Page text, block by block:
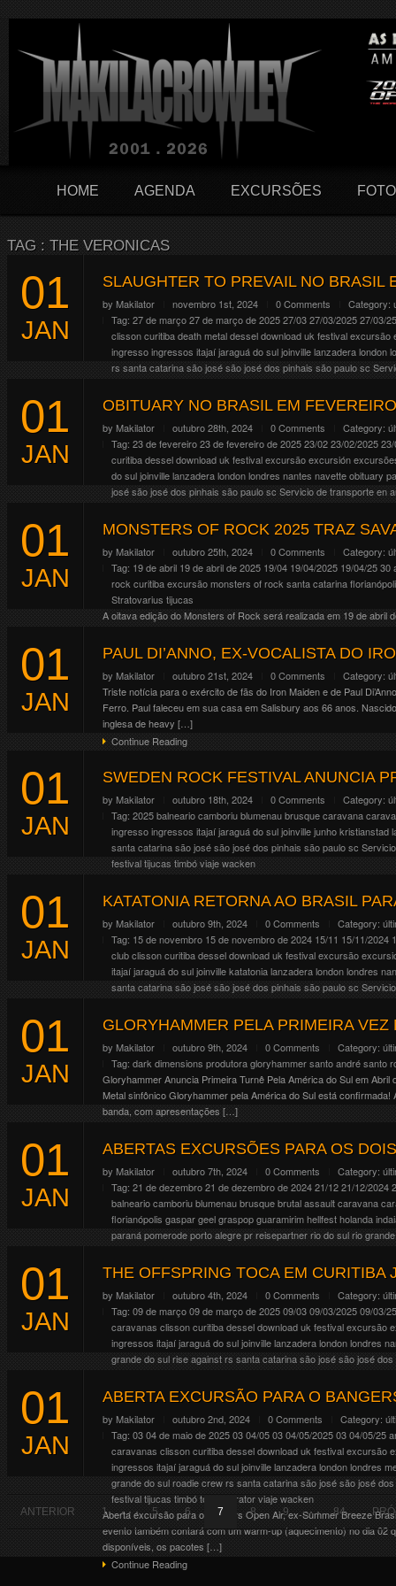
HOME AGENDA EXCURSÕES
TAG : THE VERONICAS
01
JAN
SLAUGHTER TO PREVAIL NO BRASIL
by Makilator novembro 1st, 2024 0 Comments Category:
Tag: 27 de março27 de março de 202527/0327/03/202527/03/25
clissoncuritibadeath metaldesseldownload uk festivalexcursão
ingressoingressos itajaíjaraguá do suljoinvillelanzaderalondon
rs santa catarinasão josésão josé dos pinhais são paulosc
Alex Terrible e CIA se apresentarão no Brasil pela primeira vez. A
27/03, Curitiba/PR, Tork n Roll – 29/03, São Paulo/SP, Vip Station.
https://www.makilacrowley.com.br/events/slaughter-to-prevail-
Continue Reading
01
JAN
OBITUARY NO BRASIL EM
by Makilator outubro 28th, 2024 0 Comments Category:
Tag: 23 de fevereiro23 de fevereiro de 202523/0223/02/2025
curitibadesseldownload uk festivalexcursãoexcursión
do suljoinvillelanzaderalondonlondres nantes navetteobituary
josésão josé dos pinhais são paulosc Servicio de transporte en
volta aos solos brasileiros, com apresentações que prometem ser
23.02.2025 – […]
Continue Reading
01
JAN
MONSTERS OF ROCK 2025 TRAZ
by Makilator outubro 25th, 2024 0 Comments Category:
Tag: 19 de abril 19 de abril de 2025 19/04 19/04/2025 19/04/2530
rock curitibaexcursão monsters of rock santa catarina
Stratovarius tijucas
A oitava edição do Monsters of Rock será realizada em 19 de
Continue Reading
01
JAN
PAUL DI’ANNO, EX-VOCALISTA DO
by Makilator outubro 21st, 2024 0 Comments Category:
Triste notícia para o exército de fãs do Iron Maiden e de Paul
Ferro. Paul faleceu em sua casa em Salisbury aos 66 anos.
inglesa de heavy […]
Continue Reading
01
JAN
SWEDEN ROCK FESTIVAL ANUNCIA
by Makilator outubro 18th, 2024 0 Comments Category:
Tag: 2025balneario camboriublumenaubrusquecaravana
ingressoingressos itajaíjaraguá do suljoinvillejunhokristianstad
santa catarinasão josésão josé dos pinhais são paulosc
festivaltijucas timbóviajewacken
Scorpions, Korn, Dream Theater, King Diamond, Opeth, Kreator,
Cattle Decapitation, Crucified Barbara, Samatha Fish, […]
Continue Reading
01
JAN
KATATONIA RETORNA AO BRASIL
by Makilator outubro 9th, 2024 0 Comments Category:
Tag: 15 de novembro 15 de novembro de 2024 15/11 15/11/2024
clubclissoncuritibadesseldownload uk festivalexcursão
itajaíjaraguá do suljoinvillekatatonialanzaderalondonlondres
santa catarinasão josésão josé dos pinhais são paulosc
interessados estaremos fazendo excursão com ingresso incluso.
https://www.makilacrowley.com.br/events/katatonia-sao-paulo-2/
Continue Reading
01
JAN
GLORYHAMMER PELA PRIMEIRA
by Makilator outubro 9th, 2024 0 Comments Category:
Tag: dark dimensions produtoragloryhammersanto andrésanto
Gloryhammer Anuncia Primeira Turnê Pela América do Sul em
Metal sinfônico Gloryhammer pela América do Sul está
banda, com apresentações […]
01
JAN
ABERTAS EXCURSÕES PARA OS
by Makilator outubro 7th, 2024 0 Comments Category:
Tag: 21 de dezembro21 de dezembro de 202421/1221/12/2024
balneario camboriublumenaubrusquebrutal assaultcaravana
florianópolis gaspargeelgraspopguaramirimhellfestholanda
paranápomerodeporto alegreprreisepartnerrio do sulrio
Chris Brown fará dois show no Brasil em Dezembro. O cantor
devem ser adquiridos diretamente no site da Ticketmaster:
ingressos), teremos a disposição viagem/transporte para ambos
Continue Reading
01
JAN
THE OFFSPRING TOCA EM CURITIBA
by Makilator outubro 4th, 2024 0 Comments Category:
Tag: 09 de março09 de março de 202509/0309/03/202509/03/25
caravanas clissoncuritibadesseldownload uk festivalexcursão
ingressos itajaíjaraguá do suljoinvillelanzaderalondonlondres
grande do sulrise againstrs santa catarinasão josésão josé dos
A nova turnê da banda californiana The Offspring está confirmada
confirmadas são: 05/03/25, Belo Horizonte/MG 06/03, Rio de
com INGRESSOS GARANTIDOS para o show de Curitiba. […]
Continue Reading
01
JAN
ABERTA EXCURSÃO PARA O
by Makilator outubro 2nd, 2024 0 Comments Category:
Tag: 03 04 de maio de 202503 04/0503 04/05/202503 04/05/25
caravanas clissoncuritibadesseldownload uk festivalexcursão
ingressos itajaíjaraguá do suljoinvillelanzaderalondonlondres
grande do sulroadie crewrs santa catarinasão josésão josé
festivaltijucas timbótour operatorviajewacken
Aberta excursão para o Bangers Open Air, ex-Summer Breeze
evento também contará com um warm-up (aquecimento) no dia
disponíveis, os pacotes […]
Continue Reading
ANTERIOR 1 . . . 5 6 7 8 9 . . . 84